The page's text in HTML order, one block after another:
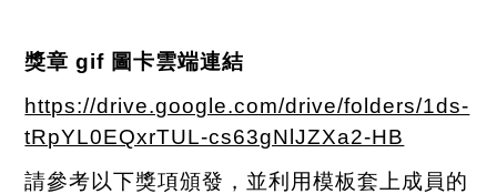
獎章 gif 圖卡雲端連結
https://drive.google.com/drive/folders/1ds-
tRpYL0EQxrTUL-cs63gNlJZXa2-HB
請參考以下獎項頒發，並利用模板套上成員的